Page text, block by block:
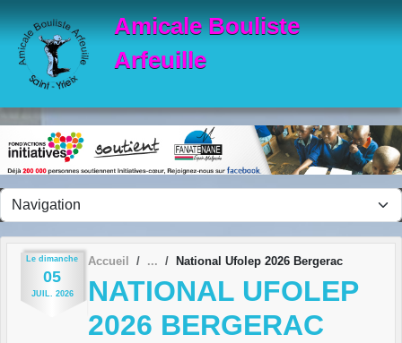
Amicale Bouliste
Arfeuille
Le dimanche
05
JUIL. 2026
Accueil National Ufolep 2026 Bergerac
NATIONAL UFOLEP
2026 BERGERAC